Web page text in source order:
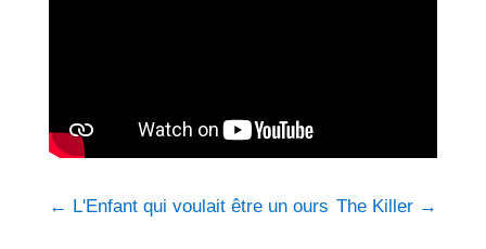
← L'Enfant qui voulait être un ours The Killer →